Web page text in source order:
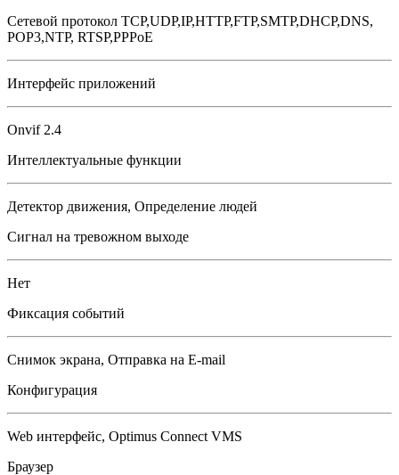
Сетевой протокол TCP,UDP,IP,HTTP,FTP,SMTP,DHCP,DNS,
POP3,NTP, RTSP,PPPoE
Интерфейс приложений
Onvif 2.4
Интеллектуальные функции
Детектор движения, Определение людей
Сигнал на тревожном выходе
Нет
Фиксация событий
Снимок экрана, Отправка на E-mail
Конфигурация
Web интерфейс, Optimus Connect VMS
Браузер